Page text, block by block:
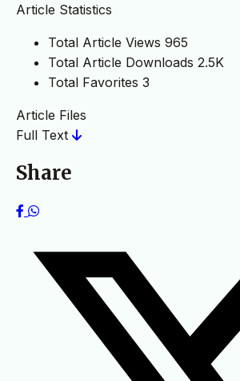
Article Statistics
Total Article Views 965
Total Article Downloads 2.5K
Total Favorites 3
Article Files
Full Text
Share